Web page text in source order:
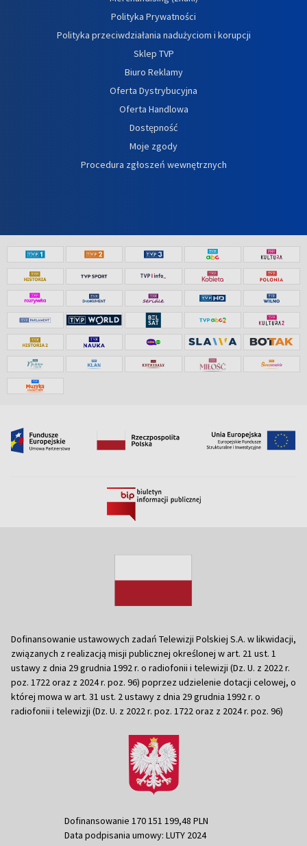
Polityka Prywatności
Polityka przeciwdziałania nadużyciom i korupcji
Sklep TVP
Biuro Reklamy
Oferta Dystrybucyjna
Oferta Handlowa
Dostępność
Moje zgody
Procedura zgłoszeń wewnętrznych
Dofinansowanie ustawowych zadań Telewizji Polskiej S.A. w likwidacji,
związanych z realizacją misji publicznej określonej w art. 21 ust. 1
ustawy z dnia 29 grudnia 1992 r. o radiofonii i telewizji (Dz. U. z 2022 r.
poz. 1722 oraz z 2024 r. poz. 96) poprzez udzielenie dotacji celowej, o
której mowa w art. 31 ust. 2 ustawy z dnia 29 grudnia 1992 r. o
radiofonii i telewizji (Dz. U. z 2022 r. poz. 1722 oraz z 2024 r. poz. 96)
Dofinansowanie 170 151 199,48 PLN
Data podpisania umowy: LUTY 2024